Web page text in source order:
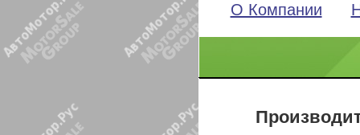
О Компании